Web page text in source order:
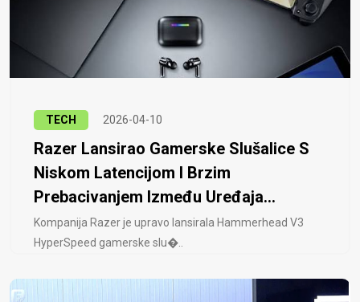
TECH 2026-04-10
Razer Lansirao Gamerske Slušalice S
Niskom Latencijom I Brzim
Prebacivanjem Između Uređaja...
Kompanija Razer je upravo lansirala Hammerhead V3
HyperSpeed ​​gamerske slu�..